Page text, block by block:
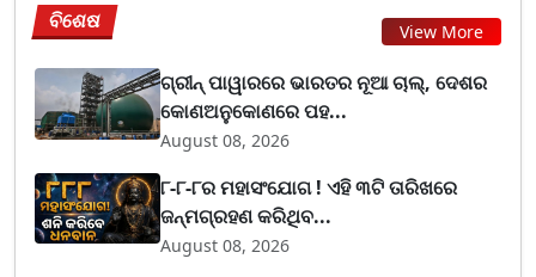
ବିଶେଷ View More
ଗ୍ରୀନ୍ ପାୱାରରେ ଭାରତର ନୂଆ ଚାଲ୍, ଦେଶର
କୋଣଅନୁକୋଣରେ ପହ...
August 08, 2026
୮-୮-୮ର ମହାସଂଯୋଗ ! ଏହି ୩ଟି ତାରିଖରେ
ଜନ୍ମଗ୍ରହଣ କରିଥିବ...
August 08, 2026